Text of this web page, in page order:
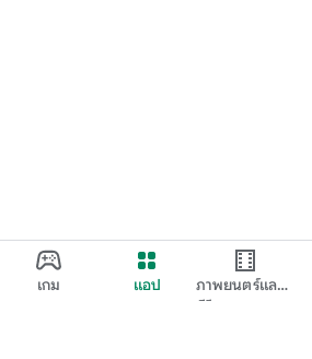
เกม แอป
ภาพยนตร์และ
ทีวี